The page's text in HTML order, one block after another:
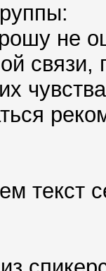
не
связи,
текст